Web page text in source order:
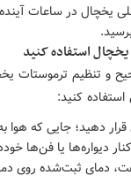
در ساعات آینده،
استفاده کنید
و تنظیم ترموستات
کنید:
دهید؛ جایی که هوا
دیواره‌ها یا فن‌ها
گذشت 4 تا 6 ساعت، دمای ثبت‌شده